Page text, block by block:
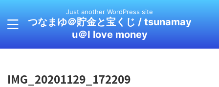
Just another WordPress site
つなまゆ＠貯金と宝くじ / tsunamay
u＠I love money
IMG_20201129_172209